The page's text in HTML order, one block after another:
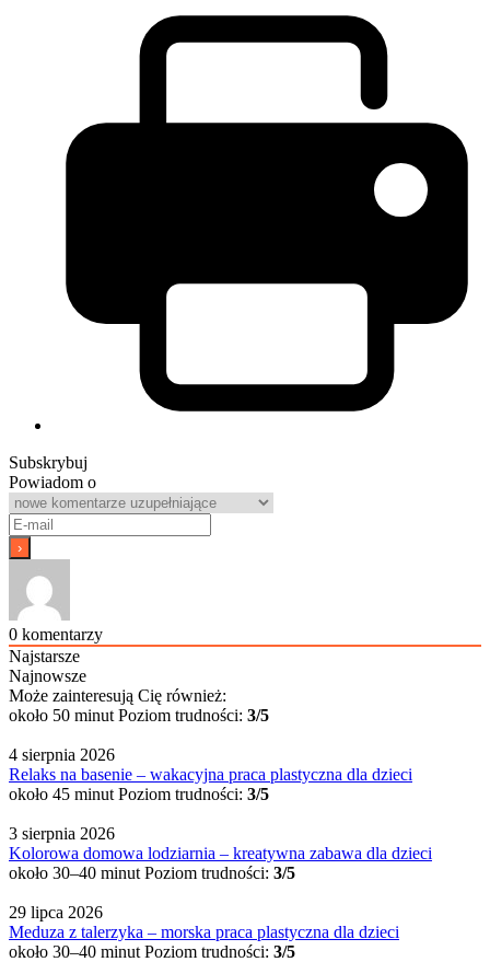
Subskrybuj
Powiadom o
0 komentarzy
Najstarsze
Najnowsze
Może zainteresują Cię również:
około 50 minut Poziom trudności: 3/5
4 sierpnia 2026
Relaks na basenie – wakacyjna praca plastyczna dla dzieci
około 45 minut Poziom trudności: 3/5
3 sierpnia 2026
Kolorowa domowa lodziarnia – kreatywna zabawa dla dzieci
około 30–40 minut Poziom trudności: 3/5
29 lipca 2026
Meduza z talerzyka – morska praca plastyczna dla dzieci
około 30–40 minut Poziom trudności: 3/5